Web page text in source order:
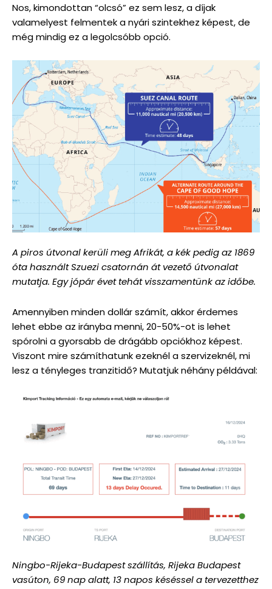
Nos, kimondottan “olcsó” ez sem lesz, a díjak
valamelyest felmentek a nyári szintekhez képest, de
még mindig ez a legolcsóbb opció.
A piros útvonal kerüli meg Afrikát, a kék pedig az 1869
óta használt Szuezi csatornán át vezető útvonalat
mutatja. Egy jópár évet tehát visszamentünk az időbe.
Amennyiben minden dollár számít, akkor érdemes
lehet ebbe az irányba menni, 20-50%-ot is lehet
spórolni a gyorsabb de drágább opciókhoz képest.
Viszont mire számíthatunk ezeknél a szervizeknél, mi
lesz a tényleges tranzitidő? Mutatjuk néhány példával:
Ningbo-Rijeka-Budapest szállítás, Rijeka Budapest
vasúton, 69 nap alatt, 13 napos késéssel a tervezetthez